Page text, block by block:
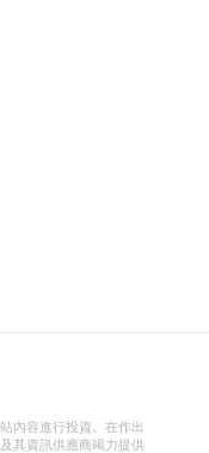
內容進行投資。在作出
其資訊供應商竭力提供